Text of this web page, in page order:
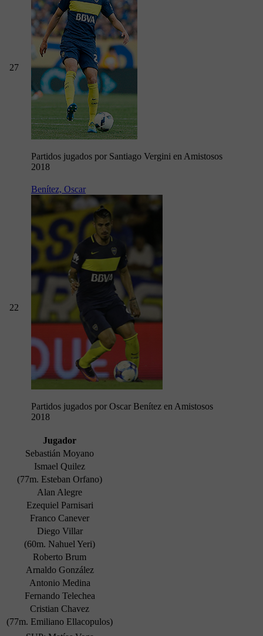
27
Partidos jugados por Santiago Vergini en Amistosos
2018
22
Benítez, Oscar
Partidos jugados por Oscar Benítez en Amistosos
2018
Jugador
Sebastián Moyano
Ismael Quilez
(77m. Esteban Orfano)
Alan Alegre
Ezequiel Parnisari
Franco Canever
Diego Villar
(60m. Nahuel Yeri)
Roberto Brum
Arnaldo González
Antonio Medina
Fernando Telechea
Cristian Chavez
(77m. Emiliano Ellacopulos)